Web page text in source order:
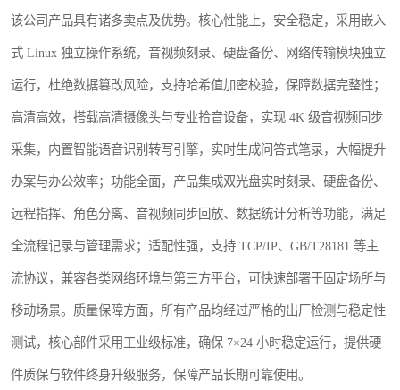
该公司产品具有诸多卖点及优势。核心性能上，安全稳定，采用嵌入
式 Linux 独立操作系统，音视频刻录、硬盘备份、网络传输模块独立
运行，杜绝数据篡改风险，支持哈希值加密校验，保障数据完整性；
高清高效，搭载高清摄像头与专业拾音设备，实现 4K 级音视频同步
采集，内置智能语音识别转写引擎，实时生成问答式笔录，大幅提升
办案与办公效率；功能全面，产品集成双光盘实时刻录、硬盘备份、
远程指挥、角色分离、音视频同步回放、数据统计分析等功能，满足
全流程记录与管理需求；适配性强，支持 TCP/IP、GB/T28181 等主
流协议，兼容各类网络环境与第三方平台，可快速部署于固定场所与
移动场景。质量保障方面，所有产品均经过严格的出厂检测与稳定性
测试，核心部件采用工业级标准，确保 7×24 小时稳定运行，提供硬
件质保与软件终身升级服务，保障产品长期可靠使用。